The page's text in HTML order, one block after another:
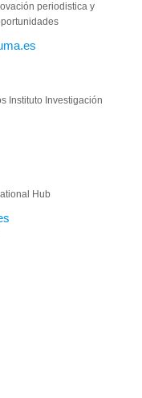
periodistica y
Instituto Investigación
Hub